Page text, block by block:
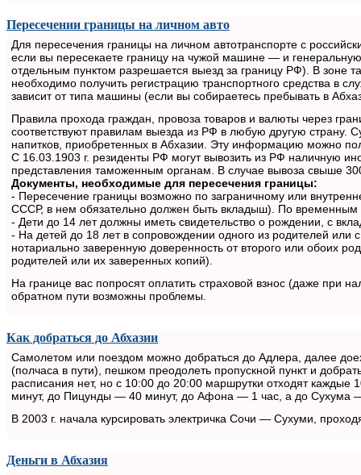
Пересечении границы на личном авто
Для пересечения границы на личном автотранспорте с
если вы пересекаете границу на чужой машине — и
отдельным пунктом разрешается выезд за границу РФ). В зоне
необходимо получить регистрацию транспортного средства в
зависит от типа машины (если вы собираетесь пребывать в
Правила прохода граждан, провоза товаров и валюты через
соответствуют правилам выезда из РФ в любую другую страну.
напитков, приобретенных в Абхазии. Эту информацию можно
С 16.03.1903 г. резиденты РФ могут вывозить из РФ наличную
представления таможенным органам. В случае вывоза свыше
Документы, необходимые для пересечения границы:
- Пересечение границы возможно по заграничному или
СССР, в нем обязательно должен быть вкладыш). По временным
- Дети до 14 лет должны иметь свидетельство о рождении, с
- На детей до 18 лет в сопровождении одного из родителей
нотариально заверенную доверенность от второго или обоих
родителей или их заверенных копий).
На границе вас попросят оплатить страховой взнос (даже при
обратном пути возможны проблемы.
Как добраться до Абхазии
Самолетом или поездом можно добраться до Адлера, далее
(полчаса в пути), пешком преодолеть пропускной пункт и
расписания нет, но с 10:00 до 20:00 маршрутки отходят
минут, до Пицунды — 40 минут, до Афона — 1 час, а до Сухума
В 2003 г. начала курсировать электричка Сочи — Сухуми,
Деньги в Абхазия